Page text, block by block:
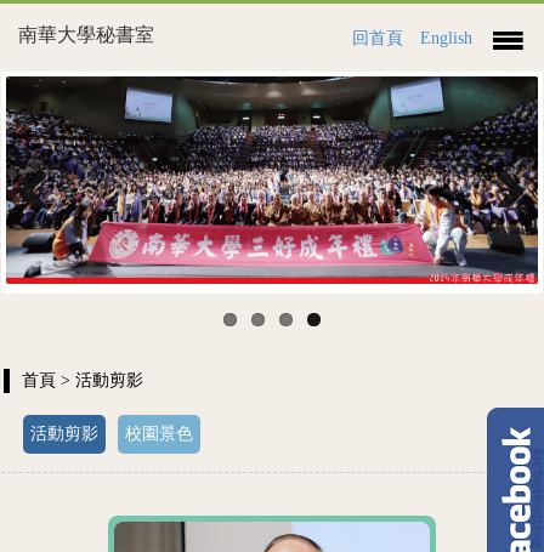
南華大學秘書室 回首頁 English
Previous Next
首頁 > 活動剪影
活動剪影 校園景色